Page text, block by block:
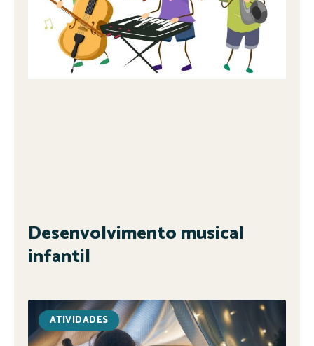
Desenvolvimento musical
infantil
ATIVIDADES